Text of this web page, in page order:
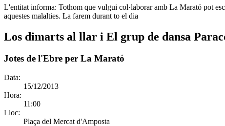
L'entitat informa: Tothom que vulgui col·laborar amb La Marató pot
aquestes malalties. La farem durant to el dia
Los dimarts al llar i El grup de dansa
Jotes de l'Ebre per La Marató
Data:
15/12/2013
Hora:
11:00
Lloc:
Plaça del Mercat d'Amposta